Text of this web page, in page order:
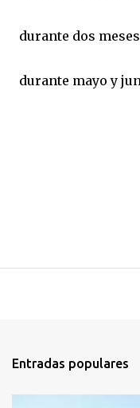
durante dos
durante mayo y
Entradas populares